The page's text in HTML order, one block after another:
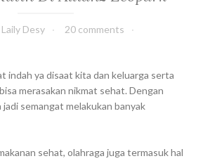
Laily Desy 20 comments
indah ya disaat kita dan keluarga serta
merasakan nikmat sehat. Dengan
semangat melakukan banyak
sehat, olahraga juga termasuk hal